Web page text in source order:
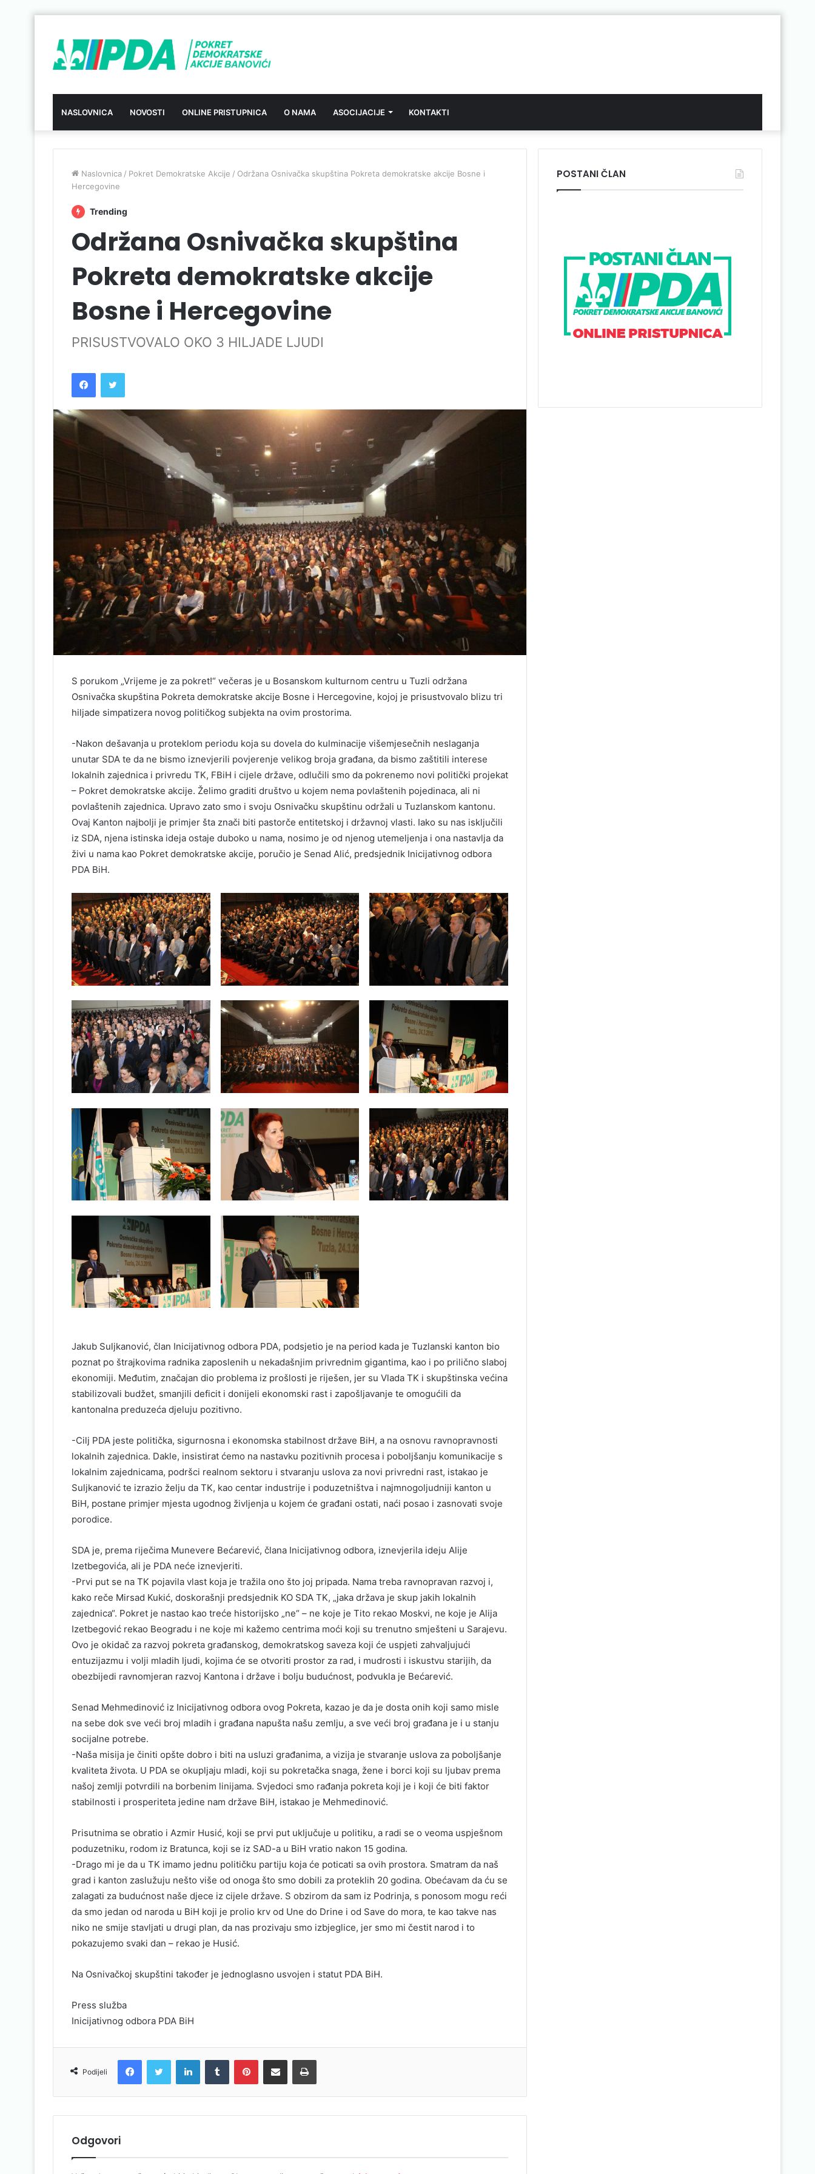
NASLOVNICA NOVOSTI ONLINE PRISTUPNICA O NAMA ASOCIJACIJE KONTAKTI
Naslovnica / Pokret Demokratske Akcije / Održana Osnivačka skupština Pokreta demokratske akcije Bosne i
Hercegovine
Trending
Održana Osnivačka skupština
Pokreta demokratske akcije
Bosne i Hercegovine
PRISUSTVOVALO OKO 3 HILJADE LJUDI
S porukom „Vrijeme je za pokret!“ večeras je u Bosanskom kulturnom centru u Tuzli održana
Osnivačka skupština Pokreta demokratske akcije Bosne i Hercegovine, kojoj je prisustvovalo blizu tri
hiljade simpatizera novog političkog subjekta na ovim prostorima.
-Nakon dešavanja u proteklom periodu koja su dovela do kulminacije višemjesečnih neslaganja
unutar SDA te da ne bismo iznevjerili povjerenje velikog broja građana, da bismo zaštitili interese
lokalnih zajednica i privredu TK, FBiH i cijele države, odlučili smo da pokrenemo novi politički projekat
– Pokret demokratske akcije. Želimo graditi društvo u kojem nema povlaštenih pojedinaca, ali ni
povlaštenih zajednica. Upravo zato smo i svoju Osnivačku skupštinu održali u Tuzlanskom kantonu.
Ovaj Kanton najbolji je primjer šta znači biti pastorče entitetskoj i državnoj vlasti. Iako su nas isključili
iz SDA, njena istinska ideja ostaje duboko u nama, nosimo je od njenog utemeljenja i ona nastavlja da
živi u nama kao Pokret demokratske akcije, poručio je Senad Alić, predsjednik Inicijativnog odbora
PDA BiH.
Jakub Suljkanović, član Inicijativnog odbora PDA, podsjetio je na period kada je Tuzlanski kanton bio
poznat po štrajkovima radnika zaposlenih u nekadašnjim privrednim gigantima, kao i po prilično slaboj
ekonomiji. Međutim, značajan dio problema iz prošlosti je riješen, jer su Vlada TK i skupštinska većina
stabilizovali budžet, smanjili deficit i donijeli ekonomski rast i zapošljavanje te omogućili da
kantonalna preduzeća djeluju pozitivno.
-Cilj PDA jeste politička, sigurnosna i ekonomska stabilnost države BiH, a na osnovu ravnopravnosti
lokalnih zajednica. Dakle, insistirat ćemo na nastavku pozitivnih procesa i poboljšanju komunikacije s
lokalnim zajednicama, podršci realnom sektoru i stvaranju uslova za novi privredni rast, istakao je
Suljkanović te izrazio želju da TK, kao centar industrije i poduzetništva i najmnogoljudniji kanton u
BiH, postane primjer mjesta ugodnog življenja u kojem će građani ostati, naći posao i zasnovati svoje
porodice.
SDA je, prema riječima Munevere Bećarević, člana Inicijativnog odbora, iznevjerila ideju Alije
Izetbegovića, ali je PDA neće iznevjeriti.
-Prvi put se na TK pojavila vlast koja je tražila ono što joj pripada. Nama treba ravnopravan razvoj i,
kako reče Mirsad Kukić, doskorašnji predsjednik KO SDA TK, „jaka država je skup jakih lokalnih
zajednica“. Pokret je nastao kao treće historijsko „ne“ – ne koje je Tito rekao Moskvi, ne koje je Alija
Izetbegović rekao Beogradu i ne koje mi kažemo centrima moći koji su trenutno smješteni u Sarajevu.
Ovo je okidač za razvoj pokreta građanskog, demokratskog saveza koji će uspjeti zahvaljujući
entuzijazmu i volji mladih ljudi, kojima će se otvoriti prostor za rad, i mudrosti i iskustvu starijih, da
obezbijedi ravnomjeran razvoj Kantona i države i bolju budućnost, podvukla je Bećarević.
Senad Mehmedinović iz Inicijativnog odbora ovog Pokreta, kazao je da je dosta onih koji samo misle
na sebe dok sve veći broj mladih i građana napušta našu zemlju, a sve veći broj građana je i u stanju
socijalne potrebe.
-Naša misija je činiti opšte dobro i biti na usluzi građanima, a vizija je stvaranje uslova za poboljšanje
kvaliteta života. U PDA se okupljaju mladi, koji su pokretačka snaga, žene i borci koji su ljubav prema
našoj zemlji potvrdili na borbenim linijama. Svjedoci smo rađanja pokreta koji je i koji će biti faktor
stabilnosti i prosperiteta jedine nam države BiH, istakao je Mehmedinović.
Prisutnima se obratio i Azmir Husić, koji se prvi put uključuje u politiku, a radi se o veoma uspješnom
poduzetniku, rodom iz Bratunca, koji se iz SAD-a u BiH vratio nakon 15 godina.
-Drago mi je da u TK imamo jednu političku partiju koja će poticati sa ovih prostora. Smatram da naš
grad i kanton zaslužuju nešto više od onoga što smo dobili za proteklih 20 godina. Obećavam da ću se
zalagati za budućnost naše djece iz cijele države. S obzirom da sam iz Podrinja, s ponosom mogu reći
da smo jedan od naroda u BiH koji je prolio krv od Une do Drine i od Save do mora, te kao takve nas
niko ne smije stavljati u drugi plan, da nas prozivaju smo izbjeglice, jer smo mi čestit narod i to
pokazujemo svaki dan – rekao je Husić.
Na Osnivačkoj skupštini također je jednoglasno usvojen i statut PDA BiH.
Press služba
Inicijativnog odbora PDA BiH
Podijeli
Odgovori
POSTANI ČLAN